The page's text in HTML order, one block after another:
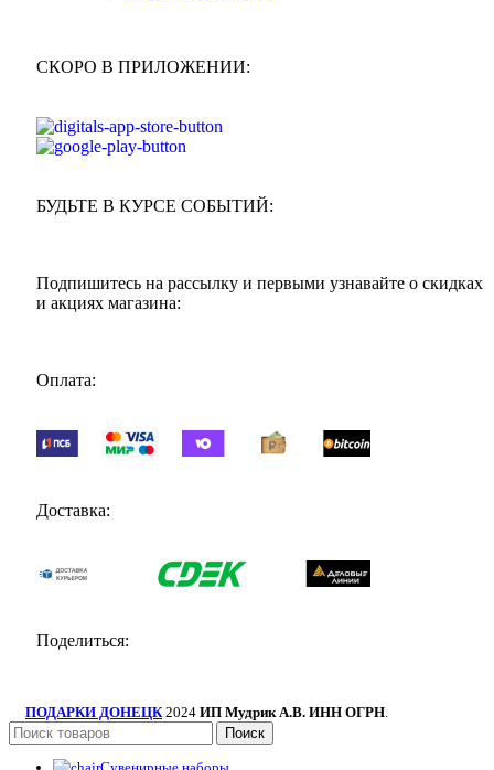
СКОРО В ПРИЛОЖЕНИИ:
БУДЬТЕ В КУРСЕ СОБЫТИЙ:
Подпишитесь на рассылку и первыми узнавайте о скидках
и акциях магазина:
Оплата:
Доставка:
Поделиться:
ПОДАРКИ ДОНЕЦК 2024 ИП Мудрик А.В. ИНН ОГРН
Поиск